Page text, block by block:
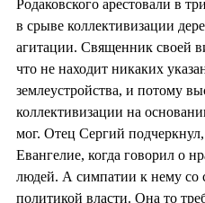
Родаковского арестовали в
в срыве коллективизации
агитации. Священник своей
что не находит никаких
землеустройства, и потому
коллективизации на
мог. Отец Сергий
Евангелие, когда говорил о
людей. А симпатии к нему со
политикой власти. Она то